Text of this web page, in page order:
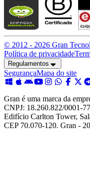
© 2012 - 2026 Gran
Política de privacidade
Regulamentos
SegurançaMapa do site
Gran é uma marca da
CNPJ: 18.260.822/0001-
Edifício Carlton Tower,
CEP 70.070-120. Gran -